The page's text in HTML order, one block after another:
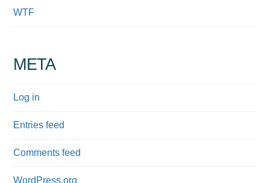
WTF
META
Log in
Entries feed
Comments feed
WordPress.org